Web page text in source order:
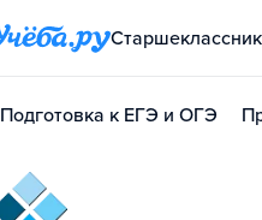
Подготовка к ЕГЭ и ОГЭ